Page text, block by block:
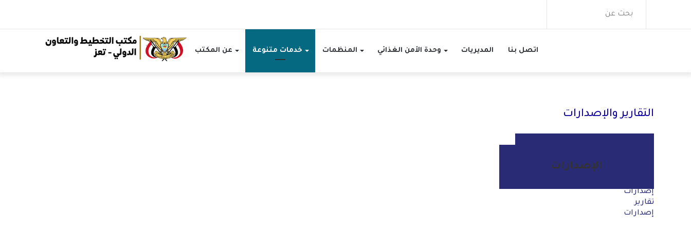
بحث
الرئيسيةعن المكتب خدمات متنوعة المنظمات وحدة الأمن الغذائي المديريات اتصل بنا
التقارير والإصدارات
الإصدارات
إصدارات
تقارير
إصدارات